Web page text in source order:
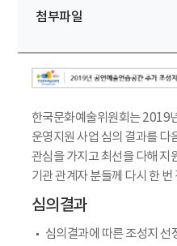
첨부파일
한국문화예술위원회는 2019
운영지원 사업 심의 결과를 다
관심을 가지고 최선을 다해 지
기관 관계자 분들께 다시 한 번
심의결과
심의결과에 따른 조성지 선